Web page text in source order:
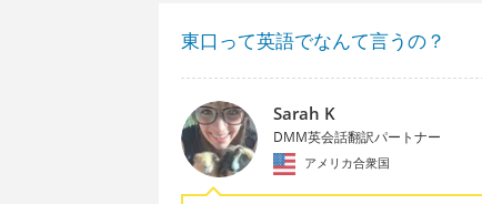
東口って英語でなんて言うの？
Sarah K
DMM英会話翻訳パートナー
アメリカ合衆国